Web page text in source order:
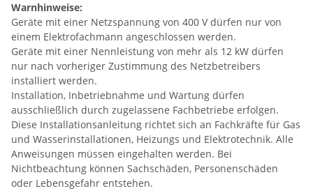
Warnhinweise:
Geräte mit einer Netzspannung von 400 V dürfen nur von
einem Elektrofachmann angeschlossen werden.
Geräte mit einer Nennleistung von mehr als 12 kW dürfen
nur nach vorheriger Zustimmung des Netzbetreibers
installiert werden.
Installation, Inbetriebnahme und Wartung dürfen
ausschließlich durch zugelassene Fachbetriebe erfolgen.
Diese Installationsanleitung richtet sich an Fachkräfte für Gas
und Wasserinstallationen, Heizungs und Elektrotechnik. Alle
Anweisungen müssen eingehalten werden. Bei
Nichtbeachtung können Sachschäden, Personenschäden
oder Lebensgefahr entstehen.